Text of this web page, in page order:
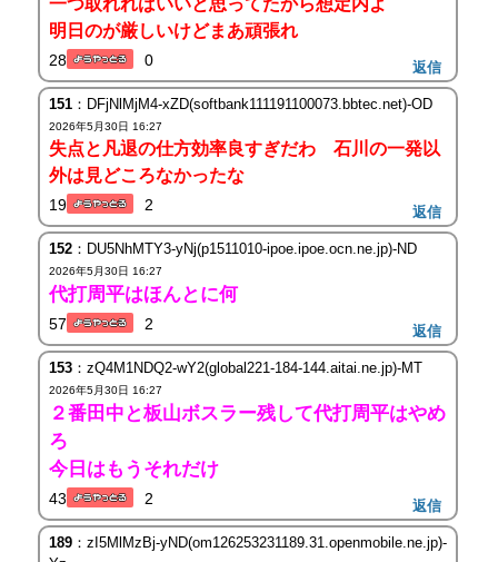
一つ取れればいいと思ってたから想定内よ
明日のが厳しいけどまあ頑張れ
28 0 返信
151：DFjNlMjM4-xZD(softbank111191100073.bbtec.net)-OD
2026年5月30日 16:27
失点と凡退の仕方効率良すぎだわ 石川の一発以
外は見どころなかったな
19 2 返信
152：DU5NhMTY3-yNj(p1511010-ipoe.ipoe.ocn.ne.jp)-ND
2026年5月30日 16:27
代打周平はほんとに何
57 2 返信
153：zQ4M1NDQ2-wY2(global221-184-144.aitai.ne.jp)-MT
2026年5月30日 16:27
２番田中と板山ボスラー残して代打周平はやめ
ろ
今日はもうそれだけ
43 2 返信
189：zI5MlMzBj-yND(om126253231189.31.openmobile.ne.jp)-